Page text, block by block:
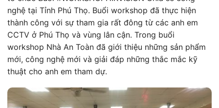
nghệ tại Tỉnh Phú Thọ. Buổi workshop đã thực hiện
thành công với sự tham gia rất đông từ các anh em
CCTV ở Phú Thọ và vùng lân cận. Trong buổi
workshop Nhà An Toàn đã giới thiệu những sản phẩm
mới, công nghệ mới và giải đáp những thắc mắc kỹ
thuật cho anh em tham dự.